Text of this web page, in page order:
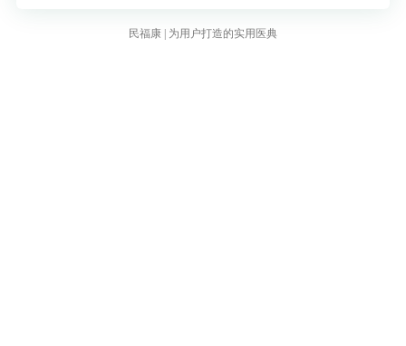
民福康 | 为用户打造的实用医典